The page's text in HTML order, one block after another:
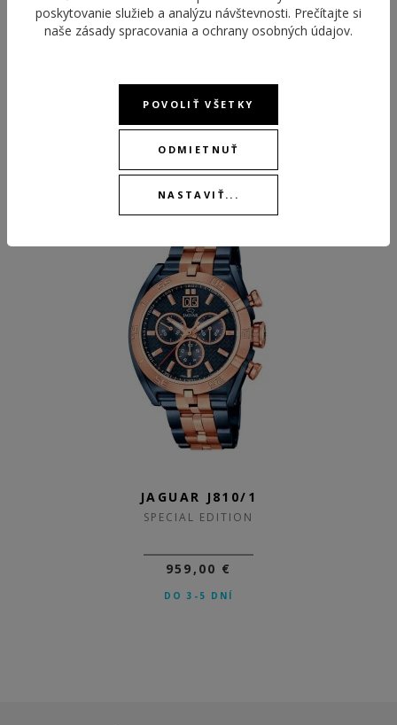
ODPORÚČANÉ PRODUKTY
JAGUAR J810/1
SPECIAL EDITION
959,00 €
DO 3-5 DNÍ
BEST
JAGUAR J691/2
SPECIAL EDITION
659,00 €
SKLADOM
poskytovanie služieb a analýzu návštevnosti. Prečítajte si
naše zásady spracovania a ochrany osobných údajov.
POVOLIŤ VŠETKY
ODMIETNUŤ
NASTAVIŤ...